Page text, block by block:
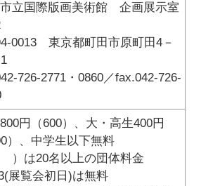
立国際版画美術館 企画展示室
0013 東京都町田市原町田4－
726-2771・0860／fax.042-726-
円（600）、大・高生400円
）、中学生以下無料
）は20名以上の団体料金
展覧会初日)は無料